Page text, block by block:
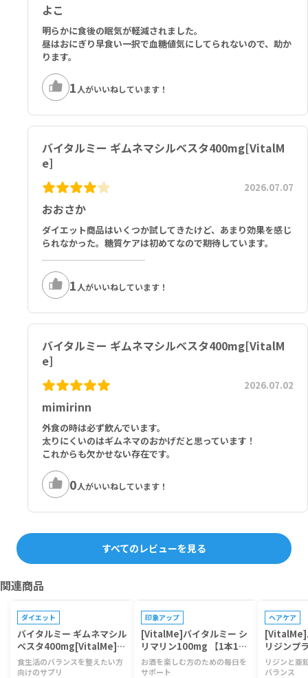
よこ
明らかに食後の眠気が軽減されました。
昼はおにぎり早食い一択で血糖値気にしてられないので、助か
ります。
1 人がいいねしています！
バイタルミー ギムネマシルベスタ400mg[VitalM
e]
おおさか
2026.07.07
ダイエット商品はいくつか試してきたけど、あまり効果を感じ
られなかった。糖質ケアは初めてなので期待しています。
1 人がいいねしています！
バイタルミー ギムネマシルベスタ400mg[VitalM
e]
mimirinn
2026.07.02
外食の時は必ず飲んでいます。
太りにくいのはギムネマのおかげだと思っています！
これからも欠かせない存在です。
0人がいいねしています！
すべてのレビューを見る
関連商品
プレゼントキャンペーン対象
ダイエット
バイタルミー ギムネマシル
ベスタ400mg[VitalMe]
【1本120ベジカプセル】
食生活のバランスを整えたい方
向けのサプリ
印象アップ
[VitalMe]バイタルミー シ
リマリン100mg 【1本120
カプセル】
お酒を楽しむ方のための毎日を
サポート
ヘアケア
[VitalMe]
リジンプ
錠】
リジンと亜
バランス